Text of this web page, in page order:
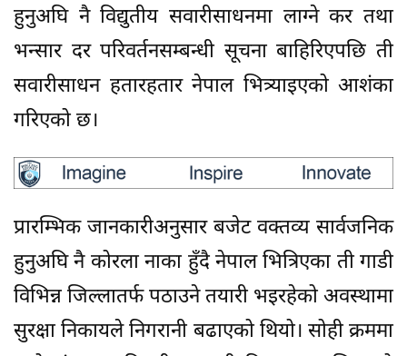
हुनुअघि नै विद्युतीय सवारीसाधनमा लाग्ने कर तथा
भन्सार दर परिवर्तनसम्बन्धी सूचना बाहिरिएपछि ती
सवारीसाधन हतारहतार नेपाल भित्र्याइएको आशंका
गरिएको छ।
प्रारम्भिक जानकारीअनुसार बजेट वक्तव्य सार्वजनिक
हुनुअघि नै कोरला नाका हुँदै नेपाल भित्रिएका ती गाडी
विभिन्न जिल्लातर्फ पठाउने तयारी भइरहेको अवस्थामा
सुरक्षा निकायले निगरानी बढाएको थियो। सोही क्रममा